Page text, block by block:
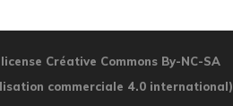
Créative Commons By-NC-SA
commerciale 4.0 international)